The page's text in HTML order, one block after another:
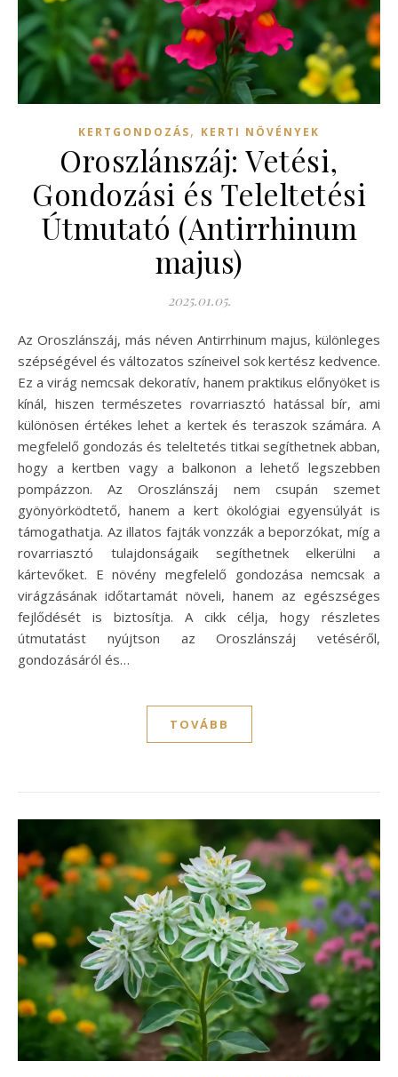
KERTGONDOZÁS, KERTI NÖVÉNYEK
Oroszlánszáj: Vetési,
Gondozási és Teleltetési
Útmutató (Antirrhinum
majus)
2025.01.05.
Az Oroszlánszáj, más néven Antirrhinum majus, különleges
szépségével és változatos színeivel sok kertész kedvence.
Ez a virág nemcsak dekoratív, hanem praktikus előnyöket is
kínál, hiszen természetes rovarriasztó hatással bír, ami
különösen értékes lehet a kertek és teraszok számára. A
megfelelő gondozás és teleltetés titkai segíthetnek abban,
hogy a kertben vagy a balkonon a lehető legszebben
pompázzon. Az Oroszlánszáj nem csupán szemet
gyönyörködtető, hanem a kert ökológiai egyensúlyát is
támogathatja. Az illatos fajták vonzzák a beporzókat, míg a
rovarriasztó tulajdonságaik segíthetnek elkerülni a
kártevőket. E növény megfelelő gondozása nemcsak a
virágzásának időtartamát növeli, hanem az egészséges
fejlődését is biztosítja. A cikk célja, hogy részletes
útmutatást nyújtson az Oroszlánszáj vetéséről,
gondozásáról és…
TOVÁBB